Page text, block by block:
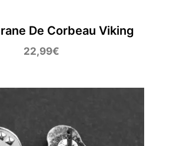
De Corbeau Viking
22,99€